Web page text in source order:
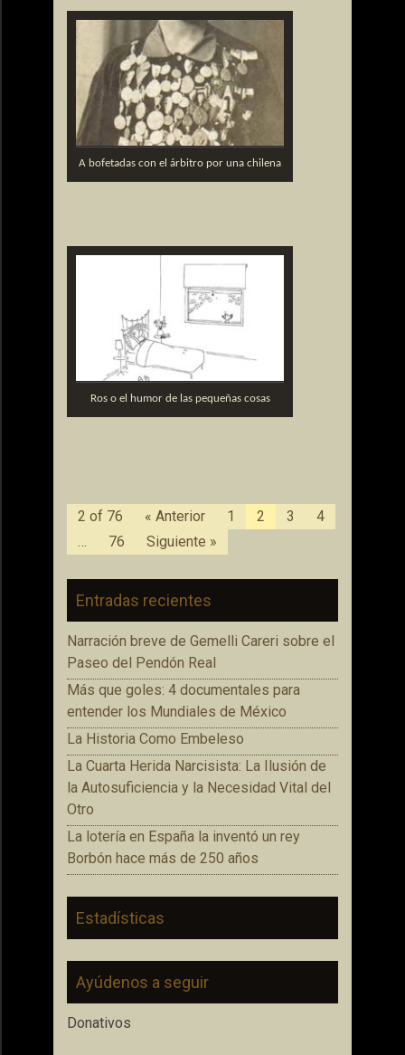
A bofetadas con el árbitro por una chilena
Ros o el humor de las pequeñas cosas
2 of 76 « Anterior 1 2 3
4
…
76 Siguiente »
Entradas recientes
Narración breve de Gemelli Careri sobre el
Paseo del Pendón Real
Más que goles: 4 documentales para
entender los Mundiales de México
La Historia Como Embeleso
La Cuarta Herida Narcisista: La Ilusión de
la Autosuficiencia y la Necesidad Vital del
Otro
La lotería en España la inventó un rey
Borbón hace más de 250 años
Estadísticas
Ayúdenos a seguir
Donativos